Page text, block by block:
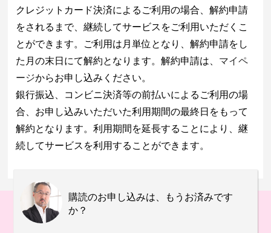
クレジットカード決済によるご利用の場合、解約申請
をされるまで、継続してサービスをご利用いただくこ
とができます。ご利用は月単位となり、解約申請をし
た月の末日にて解約となります。解約申請は、 マイペ
ージからお申し込みください。
銀行振込、コンビニ決済等の前払いによるご利用の場
合、お申し込みいただいた利用期間の最終日をもって
解約となります。利用期間を延長することにより、継
続してサービスを利用することができます。
購読のお申し込みは、もうお済みです
か？